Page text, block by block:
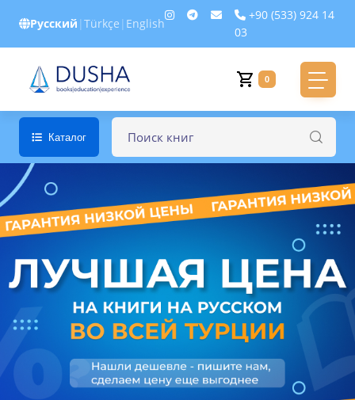
Русский | Türkçe | English
+90 (533) 924 14
03
0
Каталог